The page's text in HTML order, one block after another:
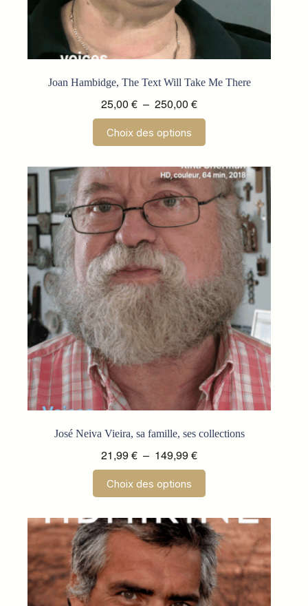
Joan Hambidge, The Text Will Take Me There
25,00€ – 250,00€Plage
de
25,00 €
à
250,00 €
Choix des options
produit
a
variations.
Les
options
peuvent
être
choisies
sur
la
page
du
produit
José Neiva Vieira, sa famille, ses collections
21,99€ – 149,99€Plage
de
21,99 €
à
149,99 €
Choix des options
produit
a
variations.
Les
options
peuvent
être
choisies
sur